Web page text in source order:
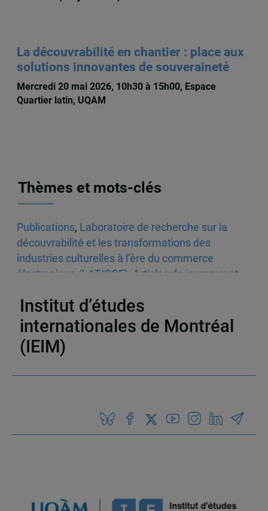
La découvrabilité en chantier : place aux
solutions innovantes de souveraineté
Mercredi 20 mai 2026, 10h30 à 15h00, Espace
Quartier latin, UQAM
Thèmes et mots-clés
Publications, Laboratoire de recherche sur la
découvrabilité et les transformations des
industries culturelles à l’ère du commerce
électronique (LATICCE)
Articles de journaux et
Institut d’études
internationales de Montréal
(IEIM)